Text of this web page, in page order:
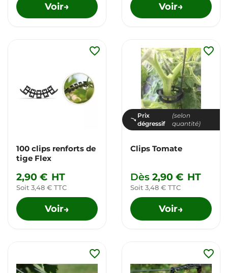
Voir→ Voir→
100 clips renforts de
tige Flex
2,90 € HT
Soit 3,48 € TTC
Voir→
favorite_border
Prix
dégressif
(selon
quantité)
Clips Tomate
Dès 2,90 € HT
Soit 3,48 € TTC
Voir→
favorite_border
favorite_border favorite_border